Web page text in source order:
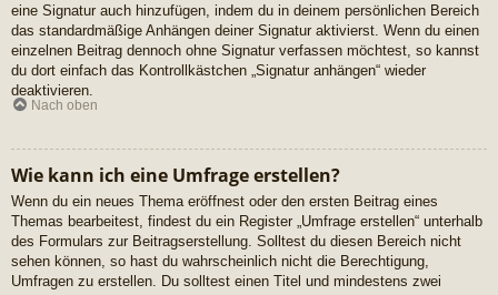
eine Signatur auch hinzufügen, indem du in deinem persönlichen Bereich
das standardmäßige Anhängen deiner Signatur aktivierst. Wenn du einen
einzelnen Beitrag dennoch ohne Signatur verfassen möchtest, so kannst
du dort einfach das Kontrollkästchen „Signatur anhängen“ wieder
deaktivieren.
Nach oben
Wie kann ich eine Umfrage erstellen?
Wenn du ein neues Thema eröffnest oder den ersten Beitrag eines
Themas bearbeitest, findest du ein Register „Umfrage erstellen“ unterhalb
des Formulars zur Beitragserstellung. Solltest du diesen Bereich nicht
sehen können, so hast du wahrscheinlich nicht die Berechtigung,
Umfragen zu erstellen. Du solltest einen Titel und mindestens zwei